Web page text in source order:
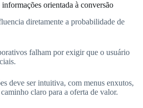
orientada à conversão
diretamente a probabilidade de
falham por exigir que o usuário
deve ser intuitiva, com menus enxutos,
claro para a oferta de valor.